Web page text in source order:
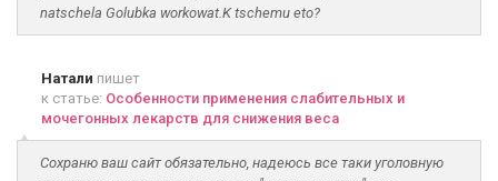
natschela Golubka workowat.K tschemu eto?
Натали пишет
к статье: Особенности применения слабительных и
мочегонных лекарств для снижения веса
Сохраню ваш сайт обязательно, надеюсь все таки уголовную